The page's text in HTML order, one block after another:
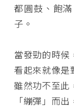
都圓鼓、飽
子。
當發勁的時候
看起來就像是
雖然功不至此
「繃彈」而